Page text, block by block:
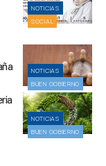
NOTICIAS
SOCIAL
NOTICIAS
BUEN GOBIERNO
NOTICIAS
BUEN GOBIERNO